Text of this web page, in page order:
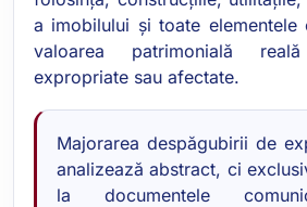
a imobilului și toate elementele
valoarea patrimonială
expropriate sau afectate.
Majorarea despăgubirii de
analizează abstract, ci
la documentele